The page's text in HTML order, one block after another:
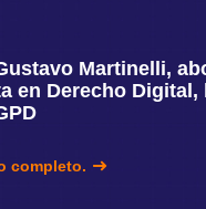
Martinelli,
en Derecho Digital,
completo.